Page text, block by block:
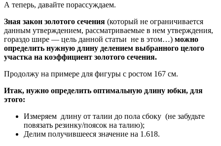
А теперь, давайте порассуждаем.
Зная закон золотого сечения (который не ограничивается
данным утверждением, рассматриваемые в нем утверждения,
гораздо шире — цель данной статьи не в этом…) можно
определить нужную длину делением выбранного целого
участка на коэффициент золотого сечения.
Продолжу на примере для фигуры с ростом 167 см.
Итак, нужно определить оптимальную длину юбки, для
этого:
Измеряем длину от талии до пола сбоку (не забудьте
повязать резинку/поясок на талию);
Делим получившееся значение на 1.618.